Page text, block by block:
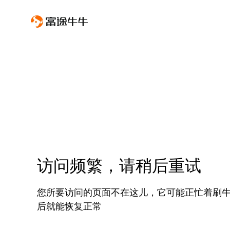
访问频繁，请稍后重试
您所要访问的页面不在这儿，它可能正忙着刷
后就能恢复正常